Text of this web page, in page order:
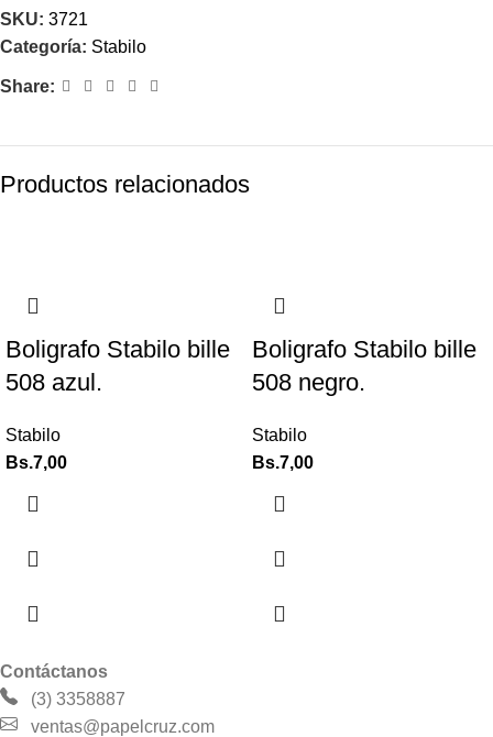
SKU: 3721
Categoría: Stabilo
Share:
Productos relacionados
Boligrafo Stabilo bille
508 azul.
Stabilo
Bs.7,00
Boligrafo Stabilo bille
508 negro.
Stabilo
Bs.7,00
Contáctanos
(3) 3358887
ventas@papelcruz.com